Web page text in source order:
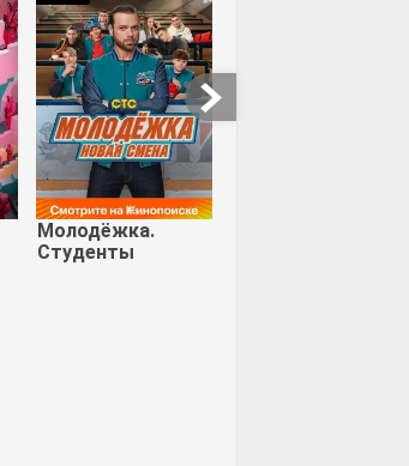
Поезд на
Дарджилинг.
Отчаянные …
Молодёжка.
Студенты